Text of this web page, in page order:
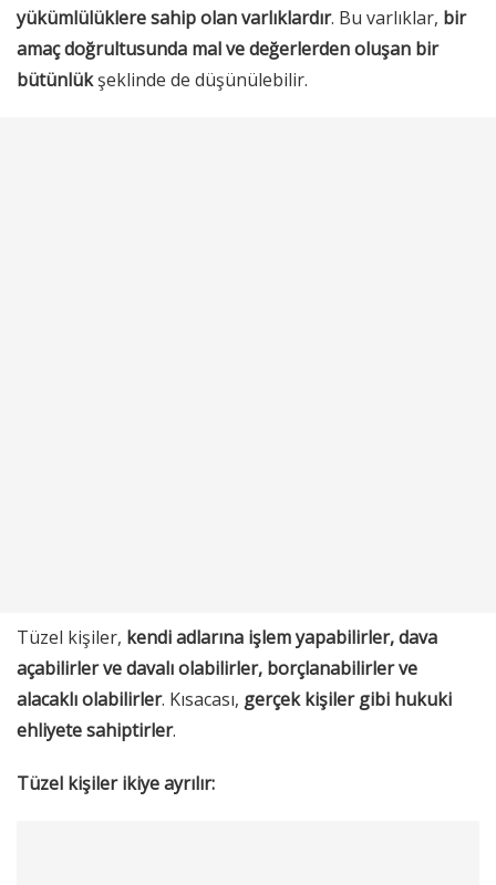
yükümlülüklere sahip olan varlıklardır. Bu varlıklar, bir
amaç doğrultusunda mal ve değerlerden oluşan bir
bütünlükşeklinde de düşünülebilir.
Tüzel kişiler, kendi adlarına işlem yapabilirler, dava
açabilirler ve davalı olabilirler, borçlanabilirler ve
alacaklı olabilirler. Kısacası, gerçek kişiler gibi hukuki
ehliyete sahiptirler.
Tüzel kişiler ikiye ayrılır: